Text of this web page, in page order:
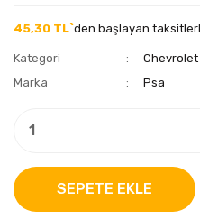
45,30 TL`den başlayan
Kategori
Chevrolet
Marka
Psa
SEPETE EKLE